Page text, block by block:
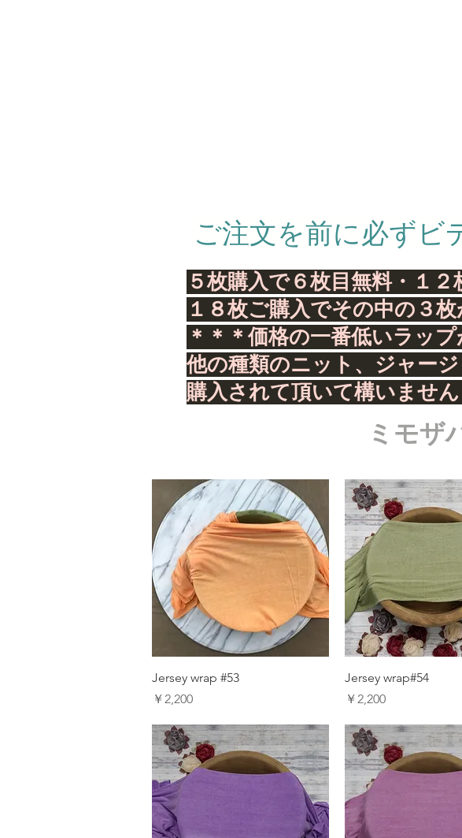
ご注文を前に必ずビ
５枚購入で６枚目無料・１
１８枚ご購入でその中の３
＊＊＊価格の一番低いラッ
他の種類のニット、ジャー
購入されて頂いて構いませ
ミモザ
Jersey wrap #53
価格
￥2,200
Jersey wrap#54
価格
￥2,200